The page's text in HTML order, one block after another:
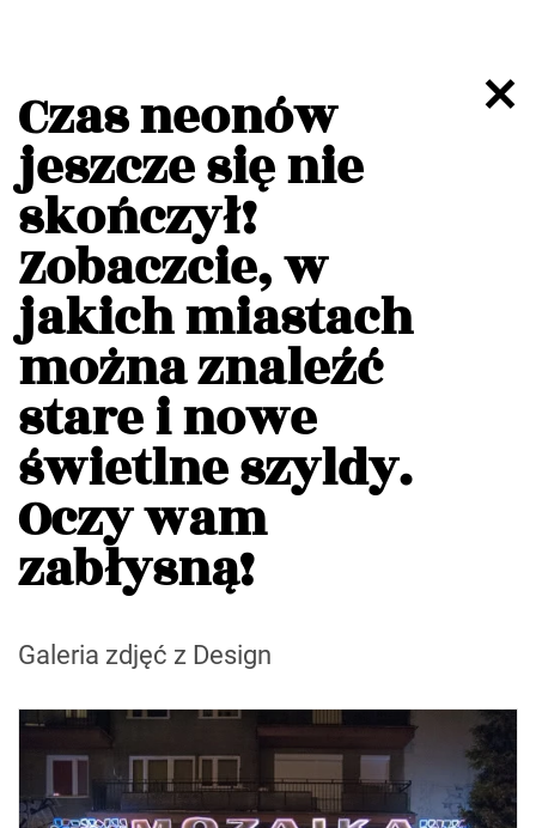
Czas neonów
jeszcze się nie
skończył!
Zobaczcie, w
jakich miastach
można znaleźć
stare i nowe
świetlne szyldy.
Oczy wam
zabłysną!
Galeria zdjęć z Design